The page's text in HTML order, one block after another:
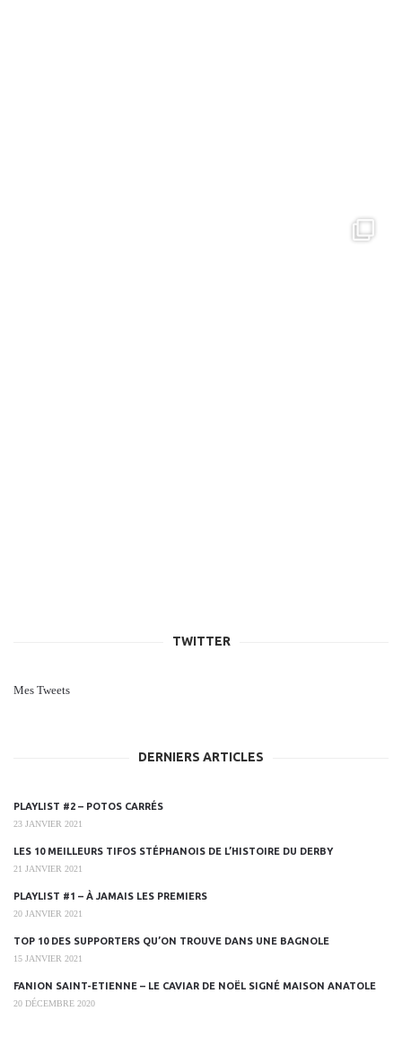
TWITTER
Mes Tweets
DERNIERS ARTICLES
PLAYLIST #2 – POTOS CARRÉS
23 JANVIER 2021
LES 10 MEILLEURS TIFOS STÉPHANOIS DE L’HISTOIRE DU DERBY
21 JANVIER 2021
PLAYLIST #1 – À JAMAIS LES PREMIERS
20 JANVIER 2021
TOP 10 DES SUPPORTERS QU’ON TROUVE DANS UNE BAGNOLE
15 JANVIER 2021
FANION SAINT-ETIENNE – LE CAVIAR DE NOËL SIGNÉ MAISON ANATOLE
20 DÉCEMBRE 2020